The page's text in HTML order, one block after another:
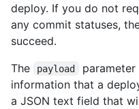
deploy. If you do not
any commit statuses,
succeed.
The
payload
information that a
a JSON text field that